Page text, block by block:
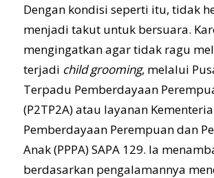
Dengan kondisi seperti itu, tidak
menjadi takut untuk bersuara.
mengingatkan agar tidak ragu
terjadi child grooming, melalui
Terpadu Pemberdayaan
(P2TP2A) atau layanan
Pemberdayaan Perempuan dan
Anak (PPPA) SAPA 129. Ia
berdasarkan pengalamannya